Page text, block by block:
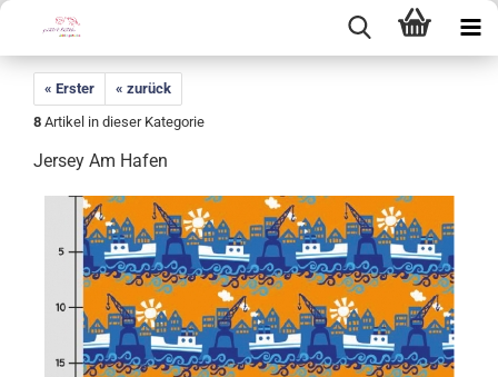
« Erster
« zurück
8 Artikel in dieser Kategorie
Jersey Am Hafen